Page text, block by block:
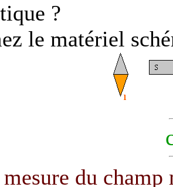
?
le matériel
mesure du